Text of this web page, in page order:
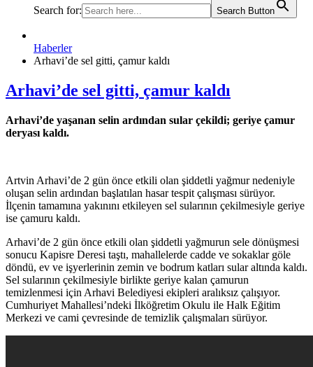
Search for: Search Button
Haberler
Arhavi’de sel gitti, çamur kaldı
Arhavi’de sel gitti, çamur kaldı
Arhavi’de yaşanan selin ardından sular çekildi; geriye çamur
deryası kaldı.
Artvin Arhavi’de 2 gün önce etkili olan şiddetli yağmur nedeniyle
oluşan selin ardından başlatılan hasar tespit çalışması sürüyor.
İlçenin tamamına yakınını etkileyen sel sularının çekilmesiyle geriye
ise çamuru kaldı.
Arhavi’de 2 gün önce etkili olan şiddetli yağmurun sele dönüşmesi
sonucu Kapisre Deresi taştı, mahallelerde cadde ve sokaklar göle
döndü, ev ve işyerlerinin zemin ve bodrum katları sular altında kaldı.
Sel sularının çekilmesiyle birlikte geriye kalan çamurun
temizlenmesi için Arhavi Belediyesi ekipleri aralıksız çalışıyor.
Cumhuriyet Mahallesi’ndeki İlköğretim Okulu ile Halk Eğitim
Merkezi ve cami çevresinde de temizlik çalışmaları sürüyor.